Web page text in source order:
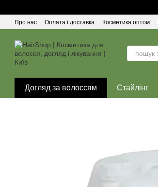
Про нас Оплата і доставка Косметика оптом
Догляд за волоссям Стайлінг